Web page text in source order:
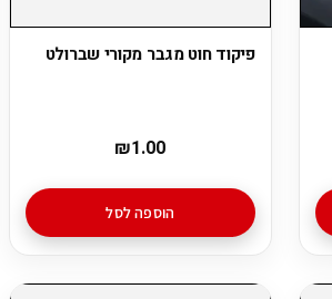
פיקוד חוט מגבר מקורי שברולט
₪1.00
הוספה לסל